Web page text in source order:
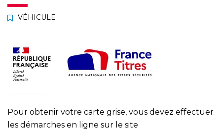
VÉHICULE
Pour obtenir votre carte grise, vous devez effectuer
les démarches en ligne sur le site